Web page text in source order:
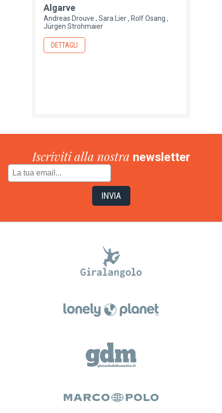
Algarve
Andreas Drouve Sara Lier
Rolf Osang
Jürgen Strohmaier
DETTAGLI
Iscriviti alla nostra newsletter